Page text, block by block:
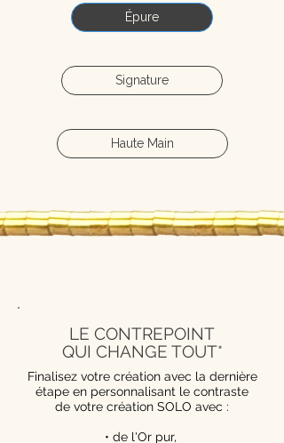
Épure
Signature
Haute Main
LE CONTREPOINT
QUI CHANGE TOUT*
Finalisez votre création avec la dernière
étape en personnalisant le contraste
de votre création SOLO avec :
• de l'Or pur,